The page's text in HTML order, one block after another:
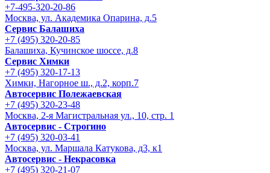
+7-495-320-20-86
Москва, ул. Академика Опарина, д.5
Сервис Балашиха
+7 (495) 320-20-85
Балашиха, Кучинское шоссе, д.8
Сервис Химки
+7 (495) 320-17-13
Химки, Нагорное ш., д.2, корп.7
Автосервис Полежаевская
+7 (495) 320-23-48
Москва, 2-я Магистральная ул., 10, стр. 1
Автосервис - Строгино
+7 (495) 320-03-41
Москва, ул. Маршала Катукова, д3, к1
Автосервис - Некрасовка
+7 (495) 320-21-07